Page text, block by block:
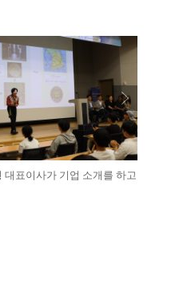
대표이사가 기업 소개를 하고